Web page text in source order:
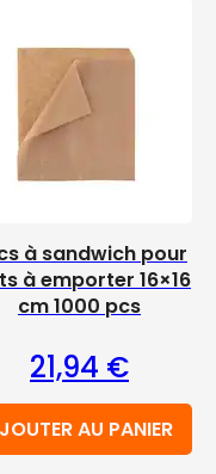
à sandwich pour
à emporter 16×16
cm 1000 pcs
21,94 €
AU PANIER